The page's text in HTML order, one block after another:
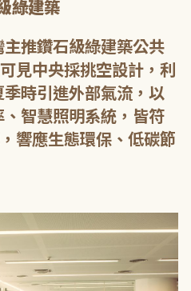
綠建築
推鑽石級綠建築公共
見中央採挑空設計，利
時引進外部氣流，以
智慧照明系統，皆符
響應生態環保、低碳節